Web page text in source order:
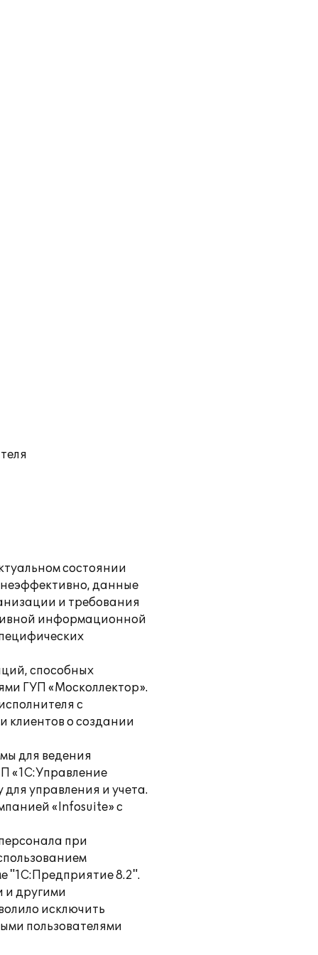
состоянии
данные
и требования
информационной
способных
ГУП «Москоллектор».
с
клиентов о создании
для ведения
«1С:Управление
управления и учета.
«Infosuite» с
при
"1С:Предприятие 8.2".
и другими
исключить
пользователями